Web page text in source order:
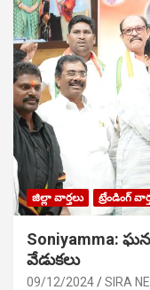
జిల్లా వార్తలు ట్రేండింగ్
Soniyamma:
వేడుక‌లు
09/12/2024 SIRA